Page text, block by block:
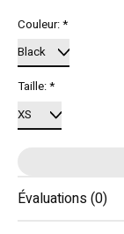
Couleur:*
Taille:*
Évaluations (0)